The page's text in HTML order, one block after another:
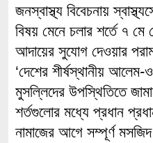
জনস্বাস্থ্য বিবেচনায়
বিষয় মেনে চলার শর্তে ৭
আদায়ের সুযোগ দেওয়ার
‘দেশের শীর্ষস্থানীয়
মুসল্লিদের উপস্থিতিতে
শর্তগুলোর মধ্যে প্রধান
নামাজের আগে সম্পূর্ণ